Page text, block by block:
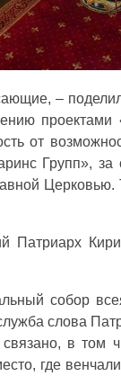
–
от
Групп», за
Патриарх
собор
слова
в том
где